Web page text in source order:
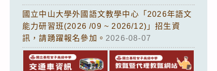
國立中山大學外國語文教學中心「2026年語文
能力研習班(2026 /09 ~ 2026/12)」招生資
訊，請踴躍報名參加。 2026-08-07